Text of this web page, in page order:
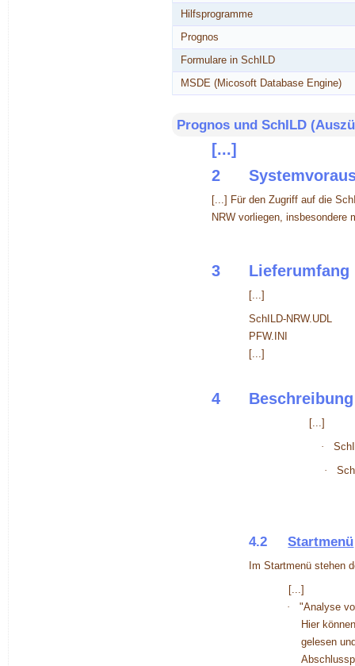
Hilfsprogramme
Prognos
Formulare in SchILD
MSDE (Micosoft Database Engine)
Prognos und SchILD
[...]
2
[...] Für den Zugriff auf die
NRW vorliegen, insbesondere
3 Lieferumfang
[...]
SchILD-NRW.UDL
PFW.INI Datei
[...]
4
[...]
·
·
4.2 Startmenü
Im Startmenü stehen
[...]
·
"Analyse
Hier
gelesen